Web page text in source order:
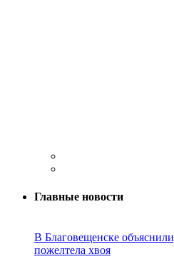
Главные новости
В Благовещенске
пожелтела хвоя